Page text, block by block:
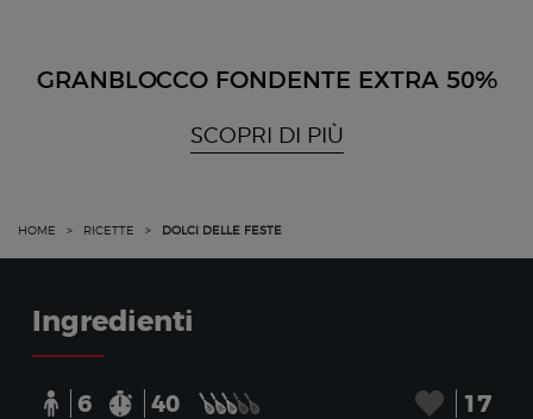
GRANBLOCCO FONDENTE EXTRA 50%
SCOPRI DI PIÙ
HOME > RICETTE > DOLCI DELLE FESTE
Ingredienti
6 40 17